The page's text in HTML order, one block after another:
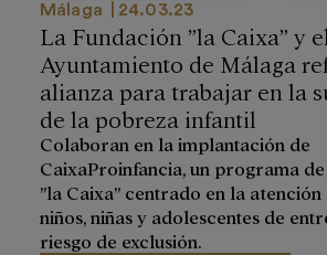
Málaga 24.03.23
La Fundación ”la Caixa” y el
Ayuntamiento de Málaga
alianza para trabajar en la
de la pobreza infantil
Colaboran en la implantación de
CaixaProinfancia, un programa
”la Caixa” centrado en la
niños, niñas y adolescentes de
riesgo de exclusión.